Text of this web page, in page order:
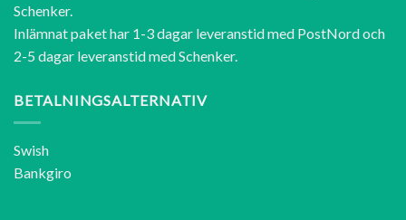
Schenker.
Inlämnat paket har 1-3 dagar leveranstid med PostNord och
2-5 dagar leveranstid med Schenker.
BETALNINGSALTERNATIV
Swish
Bankgiro